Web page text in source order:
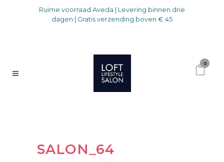
Ruime voorraad Aveda | Levering binnen drie
dagen | Gratis verzending boven € 45
0
SALON_64